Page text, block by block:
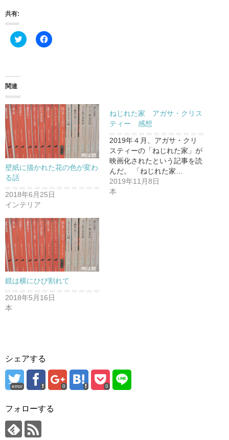
共有:
ク
リ
t
e
r
で
共
有
(
新
し
い
ウ
ド
ウ
で
き
ま
す
)
F
a
有
す
る
に
は
ク
リ
ク
し
て
さ
い
し
い
ウ
ィ
ン
ド
ウ
で
開
き
ま
)
関連
壁紙に描かれた花の色が変わ
る話
2018年6月25日
インテリア
ねじれた家 アガサ・クリス
ティー 感想
2019年４月、アガサ・クリ
スティーの「ねじれた家」が
映画化されたという記事を読
んだ。 「ねじれた家…
2019年11月8日
本
鏡は横にひび割れて
2018年5月16日
本
シェアする
error 0 0
フォローする